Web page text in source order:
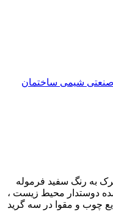
شیمی ساختمان
به رنگ سفید فرموله
دوستدار محیط زیست ،
چوب و مقوا در سه گرید